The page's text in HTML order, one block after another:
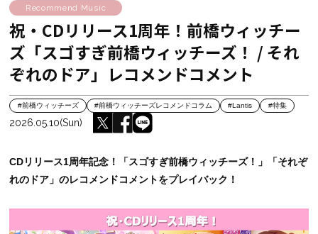
Recommend Music
祝・CDリリース1周年！前橋ウィッチー
ズ「スゴすぎ前橋ウィッチーズ！ / それ
ぞれのドア」レコメンドコメント
#前橋ウィッチーズ #前橋ウィッチーズレコメンドコラム #Lantis #特集
2026.05.10(Sun)
CDリリース1周年記念！「スゴすぎ前橋ウィッチーズ！」「それぞ
れのドア」のレコメンドコメントをプレイバック！